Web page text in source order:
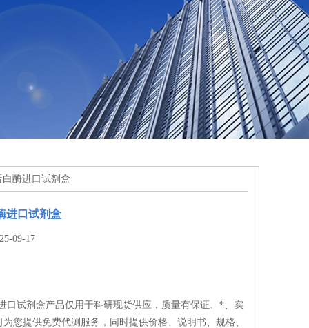
酶进口试剂盒
进口试剂盒
09-17
口试剂盒产品仅用于科研现货供应，质量有保证、*、实
您提供免费代测服务，同时提供价格、说明书、规格、